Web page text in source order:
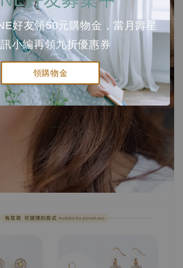
好友領50元購物金，當月壽星
小編再領九折優惠券
領購物金